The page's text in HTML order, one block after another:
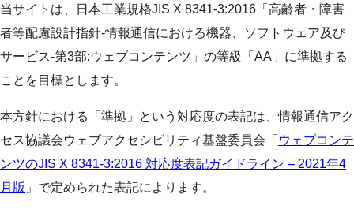
当サイトは、日本工業規格JIS X 8341-3:2016「高齢者・障害
者等配慮設計指針-情報通信における機器、ソフトウェア及び
サービス-第3部:ウェブコンテンツ」の等級「AA」に準拠する
ことを目標とします。
本方針における「準拠」という対応度の表記は、情報通信アク
セス協議会ウェブアクセシビリティ基盤委員会「 ウェブコンテ
ンツのJIS X 8341-3:2016 対応度表記ガイドライン – 2021年4
月版 」で定められた表記によります。